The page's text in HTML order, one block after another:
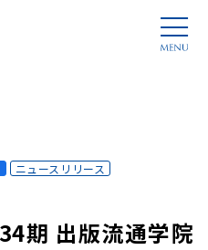
ニュースリリース
期 出版流通学院